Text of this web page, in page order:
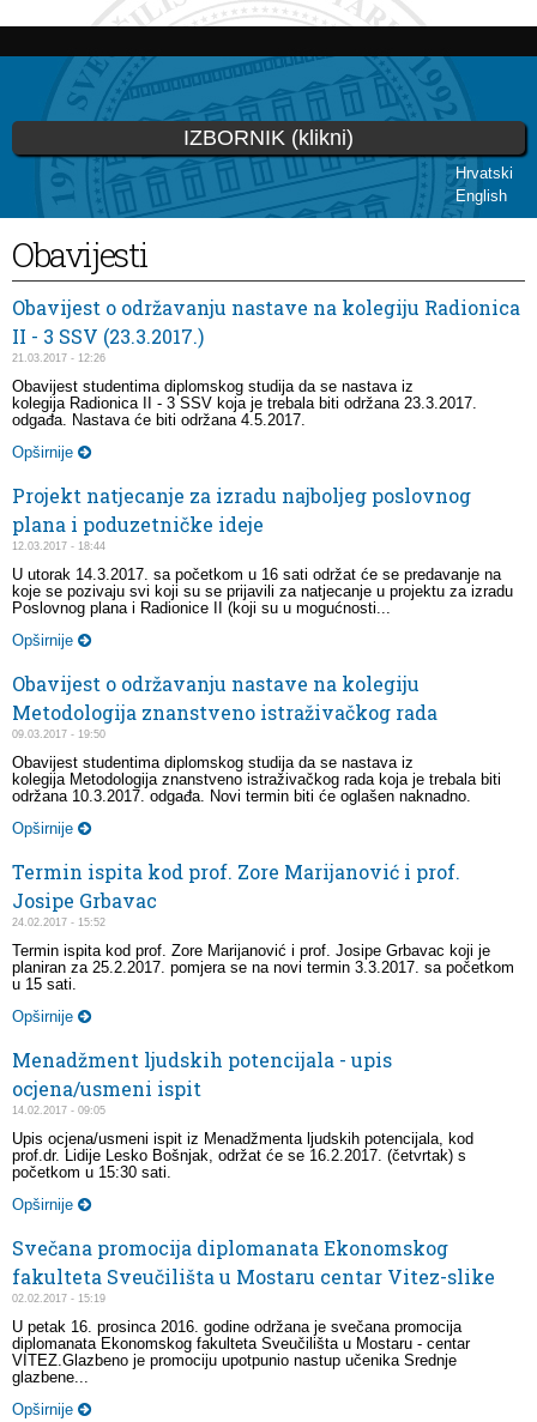
Skoči
glavni
sadržaj
Hrvatski
English
IZBORNIK (klikni)
Vi ste ovdje
Obavijesti
Obavijest o održavanju nastave na kolegiju Radionica
II - 3 SSV (23.3.2017.)
21.03.2017 - 12:26
Obavijest studentima diplomskog studija da se nastava iz
kolegija Radionica II - 3 SSV koja je trebala biti održana 23.3.2017.
odgađa. Nastava će biti održana 4.5.2017.
Opširnije
Projekt natjecanje za izradu najboljeg poslovnog
plana i poduzetničke ideje
12.03.2017 - 18:44
U utorak 14.3.2017. sa početkom u 16 sati održat će se predavanje na
koje se pozivaju svi koji su se prijavili za natjecanje u projektu za izradu
Poslovnog plana i Radionice II (koji su u mogućnosti...
Opširnije
Obavijest o održavanju nastave na kolegiju
Metodologija znanstveno istraživačkog rada
09.03.2017 - 19:50
Obavijest studentima diplomskog studija da se nastava iz
kolegija Metodologija znanstveno istraživačkog rada koja je trebala biti
održana 10.3.2017. odgađa. Novi termin biti će oglašen naknadno.
Opširnije
Termin ispita kod prof. Zore Marijanović i prof.
Josipe Grbavac
24.02.2017 - 15:52
Termin ispita kod prof. Zore Marijanović i prof. Josipe Grbavac koji je
planiran za 25.2.2017. pomjera se na novi termin 3.3.2017. sa početkom
u 15 sati.
Opširnije
Menadžment ljudskih potencijala - upis
ocjena/usmeni ispit
14.02.2017 - 09:05
Upis ocjena/usmeni ispit iz Menadžmenta ljudskih potencijala, kod
prof.dr. Lidije Lesko Bošnjak, održat će se 16.2.2017. (četvrtak) s
početkom u 15:30 sati.
Opširnije
Svečana promocija diplomanata Ekonomskog
fakulteta Sveučilišta u Mostaru centar Vitez-slike
02.02.2017 - 15:19
U petak 16. prosinca 2016. godine održana je svečana promocija
diplomanata Ekonomskog fakulteta Sveučilišta u Mostaru - centar
VITEZ.Glazbeno je promociju upotpunio nastup učenika Srednje
glazbene...
Opširnije